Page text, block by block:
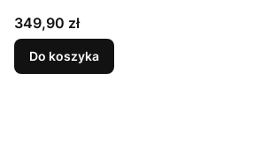
Cena
349,90 zł
Do koszyka